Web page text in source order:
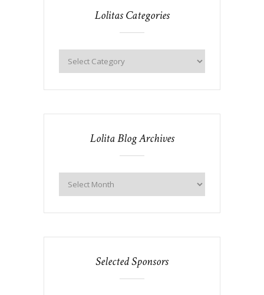
Lolitas Categories
Lolita Blog Archives
Selected Sponsors